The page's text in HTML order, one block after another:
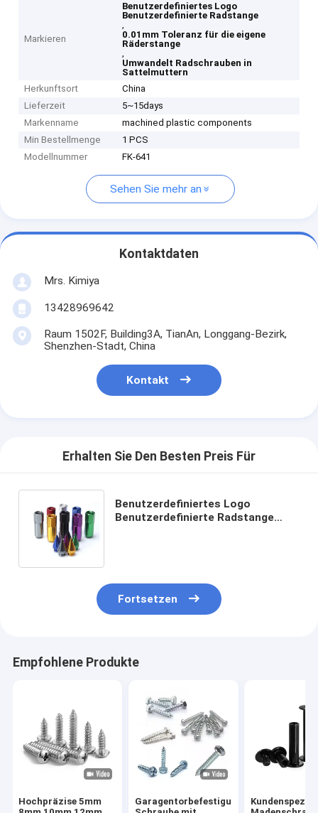
Markieren
Benutzerdefiniertes Logo
Benutzerdefinierte Radstange
,
0.01mm Toleranz für die eigene
Räderstange
,
Umwandelt Radschrauben in
Sattelmuttern
Herkunftsort
China
Lieferzeit
5~15days
Markenname
machined plastic components
Min Bestellmenge
1 PCS
Modellnummer
FK-641
Sehen Sie mehr an
Kontaktdaten
Mrs. Kimiya
13428969642
Raum 1502F, Building3A, TianAn, Longgang-Bezirk,
Shenzhen-Stadt, China
Kontakt
Erhalten Sie Den Besten Preis Für
Benutzerdefiniertes Logo
Benutzerdefinierte Radstange
Fortsetzen
Empfohlene Produkte
Hochpräzise 5mm
Garagentorbefestigungen,